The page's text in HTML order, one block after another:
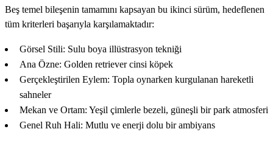
Beş temel bileşenin tamamını kapsayan bu ikinci sürüm, hedeflenen
tüm kriterleri başarıyla karşılamaktadır:
Görsel Stili: Sulu boya illüstrasyon tekniği
Ana Özne: Golden retriever cinsi köpek
Gerçekleştirilen Eylem: Topla oynarken kurgulanan hareketli
sahneler
Mekan ve Ortam: Yeşil çimlerle bezeli, güneşli bir park atmosferi
Genel Ruh Hali: Mutlu ve enerji dolu bir ambiyans